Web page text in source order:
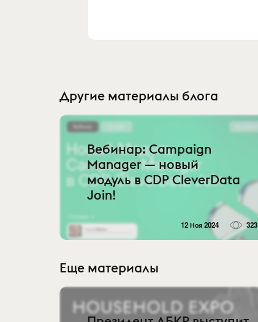
Другие материалы блога
Вебинар: Campaign
Manager — новый
модуль в CDP CleverData
Join!
12 Ноя 2024 323
Еще материалы